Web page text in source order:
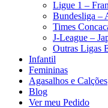
Ligue 1 –
Bundesliga –
Times
J-League –
Outras Ligas
Infantil
Femininas
Agasalhos e Calções
Blog
Ver meu Pedido